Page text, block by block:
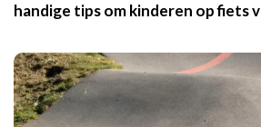
handige tips om kinderen op fiets